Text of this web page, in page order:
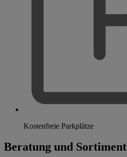
Kostenfreie Parkplätze
Beratung und Sortiment